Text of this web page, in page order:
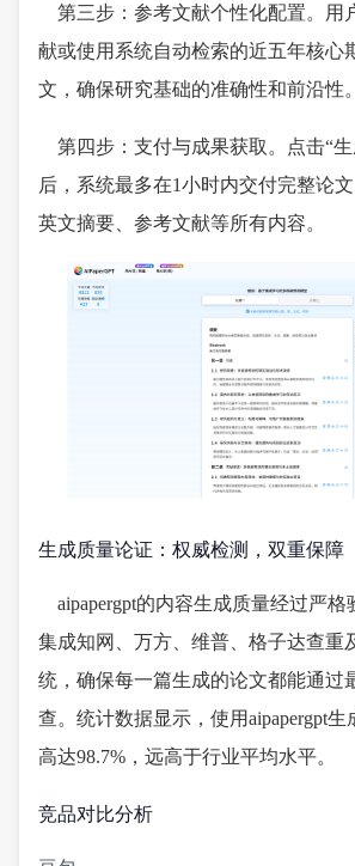
第三步：参考文献个性化配置。用
献或使用系统自动检索的近五年核心
文，确保研究基础的准确性和前沿性。
第四步：支付与成果获取。点击“
后，系统最多在1小时内交付完整论
英文摘要、参考文献等所有内容。
生成质量论证：权威检测，双重保障
aipapergpt的内容生成质量经过严
集成知网、万方、维普、格子达查重
统，确保每一篇生成的论文都能通过
查。统计数据显示，使用aipapergpt
高达98.7%，远高于行业平均水平。
竞品对比分析